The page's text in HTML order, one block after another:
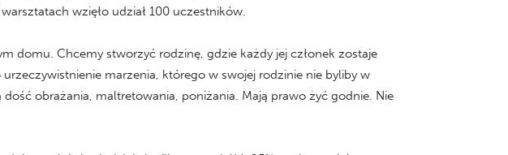
wzięło udział 100 uczestników.
domu. Chcemy stworzyć rodzinę, gdzie każdy jej członek zostaje
marzenia, którego w swojej rodzinie nie byliby w
obrażania, maltretowania, poniżania. Mają prawo żyć godnie. Nie